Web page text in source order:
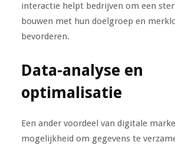
interactie helpt bedrijven om een
bouwen met hun doelgroep en
bevorderen.
Data-analyse en
optimalisatie
Een ander voordeel van digitale
mogelijkheid om gegevens te